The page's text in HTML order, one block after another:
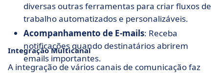
diversas outras ferramentas para criar fluxos de
trabalho automatizados e personalizáveis.
Acompanhamento de E-mails: Receba
notificações quando destinatários abrirem
emails importantes.
Integração Multicanal
A integração de vários canais de comunicação faz